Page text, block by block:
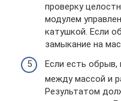
проверку
модулем
катушкой. Если
замыкание на
Если есть обрыв,
между массой и
Результатом